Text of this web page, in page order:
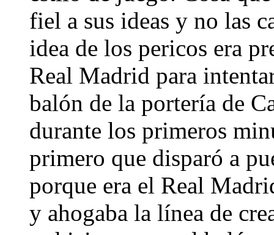
fiel a sus ideas y no las
idea de los pericos era
Real Madrid para
balón de la portería de
durante los primeros
primero que disparó a
porque era el Real
y ahogaba la línea de